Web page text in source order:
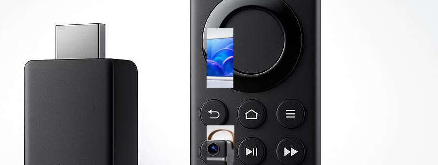
Samsung Crystal UHD 4K 55”
UE55U7000FUXZT, smart TV
2025 perfetta per il salotto a
prezzo ribassato
WiMiUS proiettore portatile 4K
smart con Netflix ready, il mini
cinema tascabile in promo su
Amazon